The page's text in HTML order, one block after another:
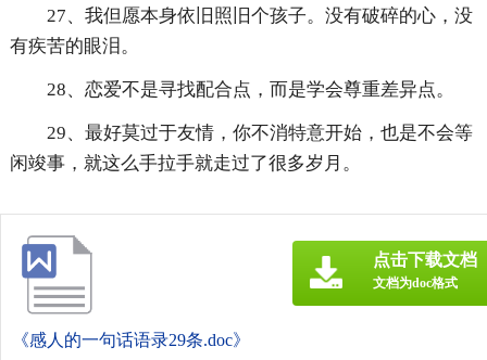
27、我但愿本身依旧照旧个孩子。没有破碎的心，没
有疾苦的眼泪。
28、恋爱不是寻找配合点，而是学会尊重差异点。
29、最好莫过于友情，你不消特意开始，也是不会等
闲竣事，就这么手拉手就走过了很多岁月。
《感人的一句话语录29条.doc》
点击下载文档
文档为doc格式